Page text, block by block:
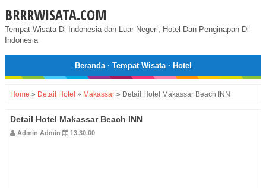
BRRRWISATA.COM
Tempat Wisata Di Indonesia dan Luar Negeri, Hotel Dan Penginapan Di
Indonesia
Beranda· Tempat Wisata· Hotel
Home » Detail Hotel » Makassar » Detail Hotel Makassar Beach INN
Detail Hotel Makassar Beach INN
Admin Admin 13.30.00